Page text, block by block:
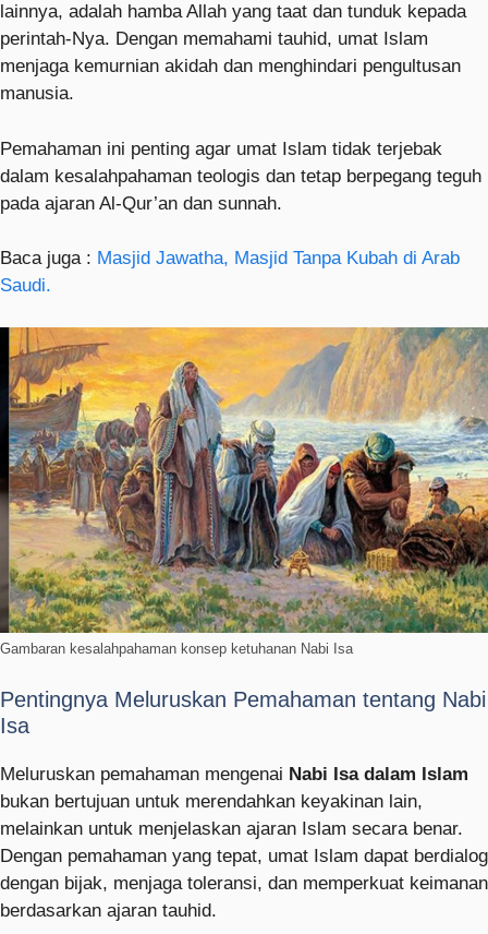
lainnya, adalah hamba Allah yang taat dan tunduk kepada
perintah-Nya. Dengan memahami tauhid, umat Islam
menjaga kemurnian akidah dan menghindari pengultusan
manusia.
Pemahaman ini penting agar umat Islam tidak terjebak
dalam kesalahpahaman teologis dan tetap berpegang teguh
pada ajaran Al-Qur’an dan sunnah.
Baca juga : Masjid Jawatha, Masjid Tanpa Kubah di Arab
Saudi.
Gambaran kesalahpahaman konsep ketuhanan Nabi Isa
Pentingnya Meluruskan Pemahaman tentang Nabi
Isa
Meluruskan pemahaman mengenai Nabi Isa dalam Islam
bukan bertujuan untuk merendahkan keyakinan lain,
melainkan untuk menjelaskan ajaran Islam secara benar.
Dengan pemahaman yang tepat, umat Islam dapat berdialog
dengan bijak, menjaga toleransi, dan memperkuat keimanan
berdasarkan ajaran tauhid.